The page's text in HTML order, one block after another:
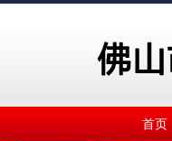
首页